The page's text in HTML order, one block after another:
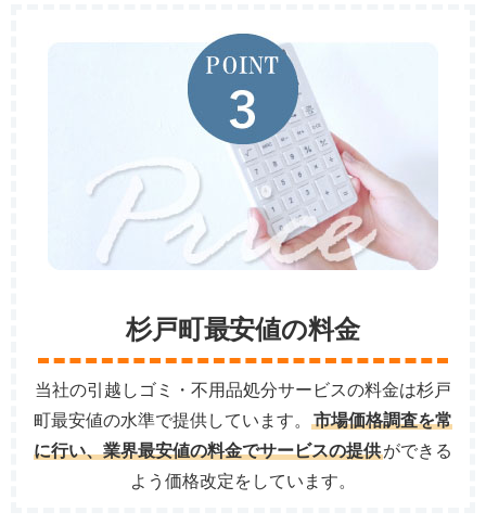
杉戸町最安値の料金
当社の引越しゴミ・不用品処分サービスの料金は杉戸
町最安値の水準で提供しています。
市場価格調査を常
に行い、業界最安値の料金でサービスの提供ができる
よう価格改定をしています。